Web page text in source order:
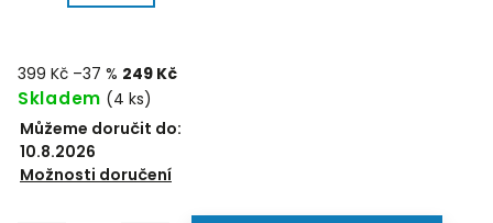
399 Kč –37 % 249 Kč
Skladem (4 ks)
Můžeme doručit do:
10.8.2026
Možnosti doručení